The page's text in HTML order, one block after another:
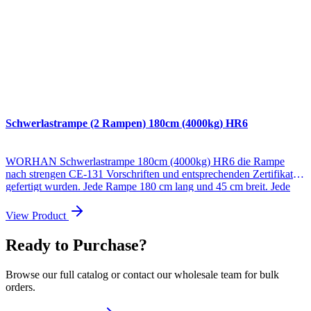
Schwerlastrampe (2 Rampen) 180cm (4000kg) HR6
WORHAN Schwerlastrampe 180cm (4000kg) HR6 die Rampe
nach strengen CE-131 Vorschriften und entsprechenden Zertifikaten
gefertigt wurden. Jede Rampe 180 cm lang und 45 cm breit. Jede
4000 kg. Warum lohnt es sich, die von uns hergestellten Waren zu
kaufen: Bei der Herstellung verwenden wir Materialien mit größerer
Dicke, um die Festigkeit zu erhöhen und die Stabilität zu erhöhen.
Wir haben uns spezialisiert und verfügen über langjährige Erfahrung
Markenhersteller stehen wir im langfristigen Kontext hinter unseren
Produkten. Aluminium von höchster Qualität gewährleistet die
View Product
Ready to Purchase?
Browse our full catalog or contact our wholesale team for bulk
orders.